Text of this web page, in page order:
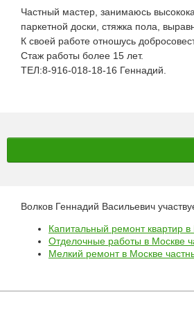
Частный мастер, занимаюсь
паркетной доски, стяжка пола,
К своей работе отношусь
Стаж работы более 15 лет.
ТЕЛ:8-916-018-18-16 Геннадий.
Волков Геннадий Васильевич
Капитальный ремонт квартир
Отделочные работы в Москве
Мелкий ремонт в Москве